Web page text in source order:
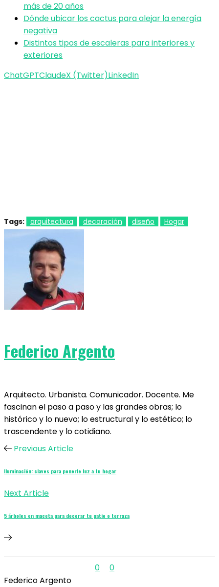
más de 20 años
Dónde ubicar los cactus para alejar la energía
negativa
Distintos tipos de escaleras para interiores y
exteriores
ChatGPTClaudeX (Twitter)LinkedIn
Tags: arquitectura decoración diseño Hogar
Federico Argento
Arquitecto. Urbanista. Comunicador. Docente. Me
fascinan el paso a paso y las grandes obras; lo
histórico y lo nuevo; lo estructural y lo estético; lo
trascendente y lo cotidiano.
Previous Article
Iluminación: claves para ponerle luz a tu hogar
Next Article
5 árboles en maceta para decorar tu patio o terraza
0
0
Federico Argento